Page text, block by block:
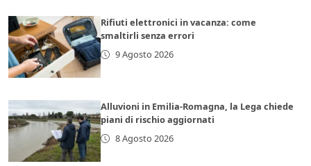
Rifiuti elettronici in vacanza: come
smaltirli senza errori
9 Agosto 2026
Alluvioni in Emilia-Romagna, la Lega chiede
piani di rischio aggiornati
8 Agosto 2026